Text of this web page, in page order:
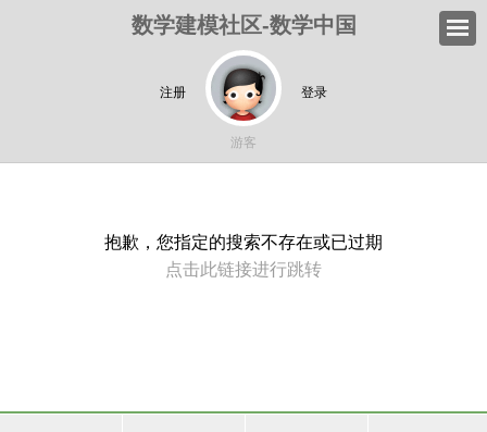
数学建模社区-数学中国
注册 登录
游客
抱歉，您指定的搜索不存在或已过期
点击此链接进行跳转